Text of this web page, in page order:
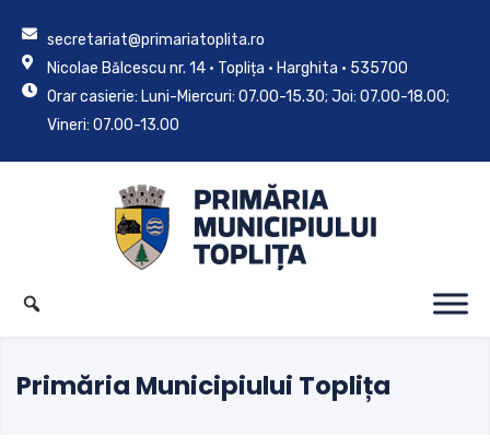
secretariat@primariatoplita.ro
Nicolae Bălcescu nr. 14 • Toplița • Harghita • 535700
Orar casierie: Luni-Miercuri: 07.00-15.30; Joi: 07.00-18.00;
Vineri: 07.00-13.00
Primăria Municipiului Toplița